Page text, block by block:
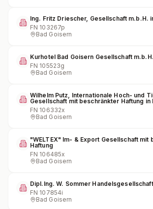
Ing. Fritz Driescher, Gesellschaft m.b.H.
FN 103267p
Bad Goisern
Kurhotel Bad Goisern Gesellschaft
FN 105523g
Bad Goisern
Wilhelm Putz, Internationale Hoch- und
Gesellschaft mit beschränkter Haftung in
FN 106332x
Bad Goisern
"WELTEX" Im- & Export Gesellschaft mit
Haftung
FN 106485x
Bad Goisern
Dipl.Ing. W. Sommer
FN 107854i
Bad Goisern